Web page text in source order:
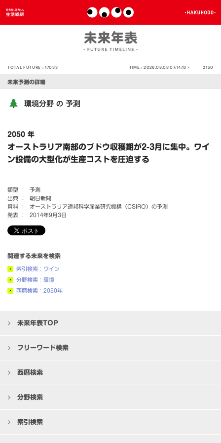
TOTAL FUTURE :17033 TIME :2026.08.08 07:14:13 > 2150
未来予測の詳細
環境分野 の 予測
2050 年
オーストラリア南部のブドウ収穫期が2-3月に集中。ワイ
ン設備の大型化が生産コストを圧迫する
類型 ：
予測
出典 ：
朝日新聞
資料 ：
オーストラリア連邦科学産業研究機構（CSIRO）の予測
発表 ：
2014年9月3日
関連する未来を検索
索引検索：ワイン
分野検索：環境
西暦検索：2050年
未来年表TOP
フリーワード検索
西暦検索
分野検索
索引検索